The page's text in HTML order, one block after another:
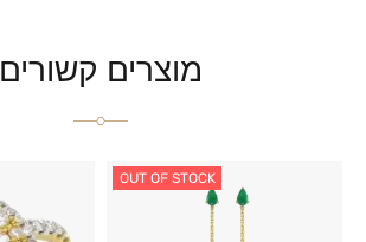
מוצרים קשורים
OUT OF STOCK